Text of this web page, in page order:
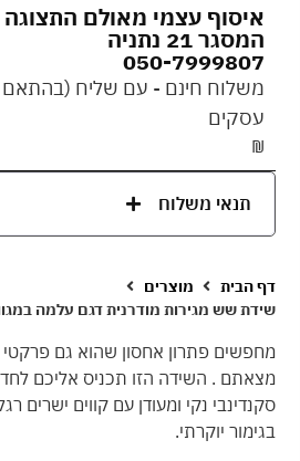
איסוף עצמי מאולם
המסגר 21 נתניה
050-7999807
עסקים
₪
תנאי משלוח
דף הבית
מוצרים
שידת שש מגירות מודרנית דגם עלמה
מחפשים פתרון אחסון שהוא גם פרקטי
מצאתם . השידה הזו תכניס אליכם
סקנדינבי נקי ומעודן עם קווים ישרים
בגימור יוקרתי.